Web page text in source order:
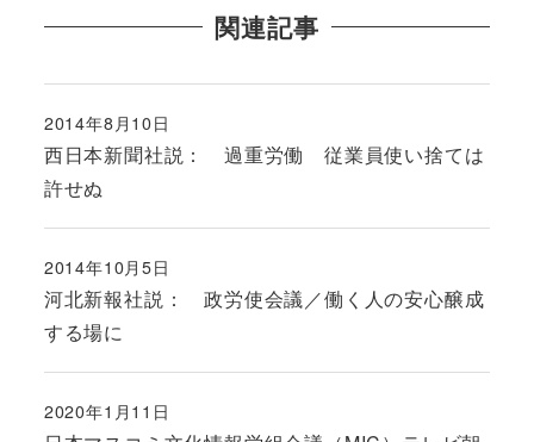
関連記事
西日本新聞社説： 過重労働 従業員使い捨ては
許せぬ
投稿日
2014年8月10日
河北新報社説： 政労使会議／働く人の安心醸成
する場に
投稿日
2014年10月5日
投稿日
2020年1月11日